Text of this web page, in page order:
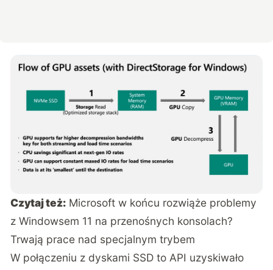
Czytaj też: Microsoft w końcu rozwiąże problemy
z Windowsem 11 na przenośnych konsolach?
Trwają prace nad specjalnym trybem
W połączeniu z dyskami SSD to API uzyskiwało